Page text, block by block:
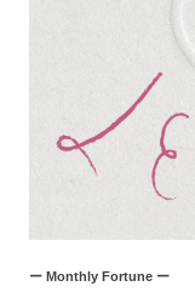
ー Monthly Fortune ー